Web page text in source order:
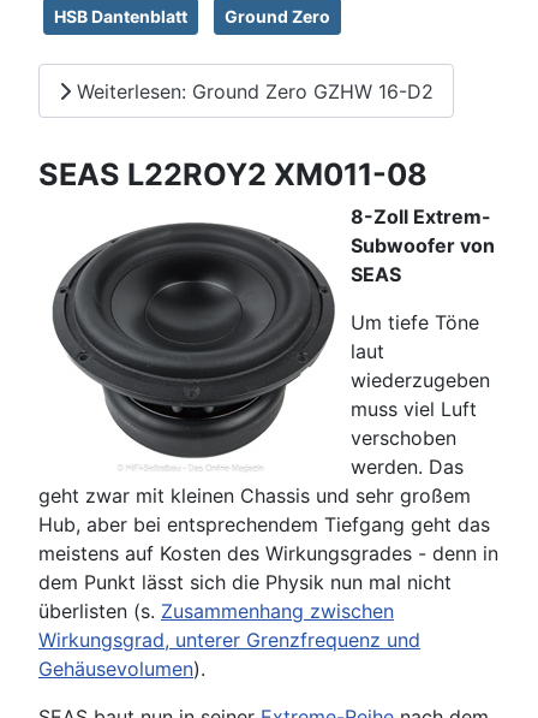
HSB Dantenblatt Ground Zero
Weiterlesen: Ground Zero GZHW 16-D2
SEAS L22ROY2 XM011-08
8-Zoll Extrem-
Subwoofer von
SEAS
Um tiefe Töne
laut
wiederzugeben
muss viel Luft
verschoben
werden. Das
geht zwar mit kleinen Chassis und sehr großem
Hub, aber bei entsprechendem Tiefgang geht das
meistens auf Kosten des Wirkungsgrades - denn in
dem Punkt lässt sich die Physik nun mal nicht
überlisten (s. Zusammenhang zwischen
Wirkungsgrad, unterer Grenzfrequenz und
Gehäusevolumen).